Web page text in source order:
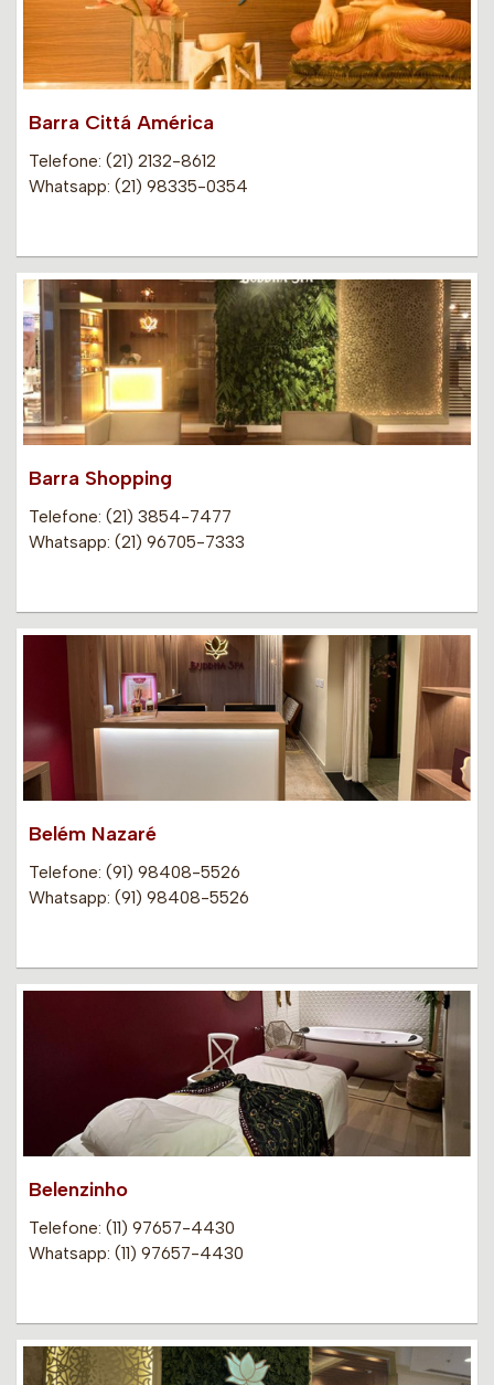
Barra Cittá América
Telefone: (21) 2132-8612
Whatsapp: (21) 98335-0354
Barra Shopping
Telefone: (21) 3854-7477
Whatsapp: (21) 96705-7333
Belém Nazaré
Telefone: (91) 98408-5526
Whatsapp: (91) 98408-5526
Belenzinho
Telefone: (11) 97657-4430
Whatsapp: (11) 97657-4430